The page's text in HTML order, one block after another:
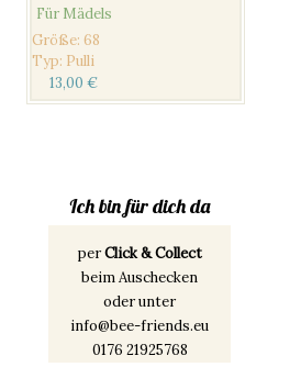
Für Mädels
Größe: 68
Typ: Pulli
13,00 €
Ich bin für dich da
perClick & Collect
beim Auschecken
oder unter
info@bee-friends.eu
0176 21925768